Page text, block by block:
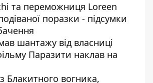
та переможниця Loreen
поразки - підсумки
шантажу від власниці
Паразити наклав на
Блакитного вогника,